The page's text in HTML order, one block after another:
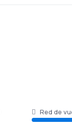
Red de